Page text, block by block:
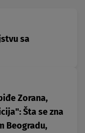
sa
Zorana,
Šta se zna
Beogradu,